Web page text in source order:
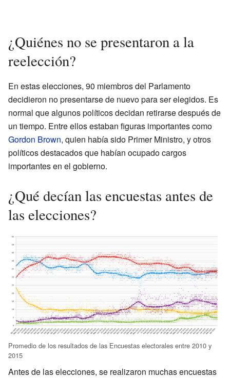
¿Quiénes no se presentaron a la
reelección?
En estas elecciones, 90 miembros del Parlamento
decidieron no presentarse de nuevo para ser elegidos. Es
normal que algunos políticos decidan retirarse después de
un tiempo. Entre ellos estaban figuras importantes como
Gordon Brown, quien había sido Primer Ministro, y otros
políticos destacados que habían ocupado cargos
importantes en el gobierno.
¿Qué decían las encuestas antes de
las elecciones?
Promedio de los resultados de las Encuestas electorales entre 2010 y
2015
Antes de las elecciones, se realizaron muchas encuestas